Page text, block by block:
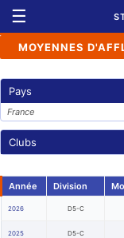
☰
MOYENNES
Pays
France
Clubs
Année Division
2026 D5-C
2025 D5-C